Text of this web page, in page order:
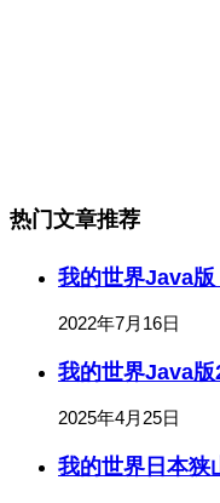
热门文章推荐
我的世界Java
2022年7月16日
我的世界Java
2025年4月25日
我的世界日本狭